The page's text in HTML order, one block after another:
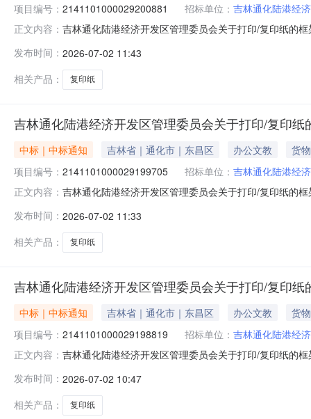
项目编号： 2141101000029200881 招标单位： 吉林通化陆港经
正文内容： 吉林通化陆港经济开发区管理委员会关于打印/复印纸的
（元）:预算总额（元）:项目所在行政区划编码:220599
发布时间： 2026-07-02 11:43
相关产品：
复印纸
吉林通化陆港经济开发区管理委员会关于打印/复印
中标｜中标通知 吉林省｜通化市｜东昌区 办公文教
货物
项目编号： 2141101000029199705 招标单位： 吉林通化陆港经
正文内容： 吉林通化陆港经济开发区管理委员会关于打印/复印纸的
（元）:预算总额（元）:项目所在行政区划编码:220599
发布时间： 2026-07-02 11:33
相关产品：
复印纸
吉林通化陆港经济开发区管理委员会关于打印/复印
中标｜中标通知 吉林省｜通化市｜东昌区 办公文教
货物
项目编号： 2141101000029198819 招标单位： 吉林通化陆港经
正文内容： 吉林通化陆港经济开发区管理委员会关于打印/复印纸的
（元）:预算总额（元）:项目所在行政区划编码:220599
发布时间： 2026-07-02 10:47
相关产品：
复印纸